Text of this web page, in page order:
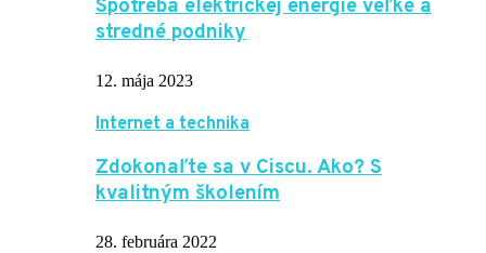
Spotreba elektrickej energie veľké a
stredné podniky
12. mája 2023
Internet a technika
Zdokonaľte sa v Ciscu. Ako? S
kvalitným školením
28. februára 2022